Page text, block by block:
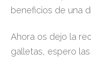
beneficios de una
Ahora os dejo la
galletas, espero